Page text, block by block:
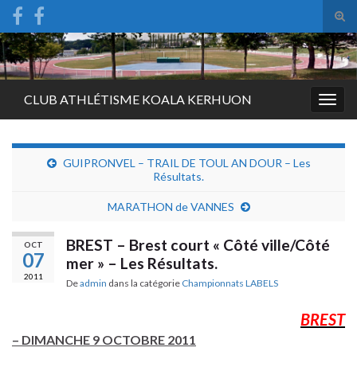
Search for:
CLUB ATHLÉTISME KOALA KERHUON
GUIPRONVEL – TRAIL DE TOUL AN DOUR – Les
Résultats.
MARATHON de VANNES
OCT
07
2011
BREST – Brest court « Côté ville/Côté
mer » – Les Résultats.
Deadmin dans la catégorie Championnats LABELS
BREST
– DIMANCHE 9 OCTOBRE 2011